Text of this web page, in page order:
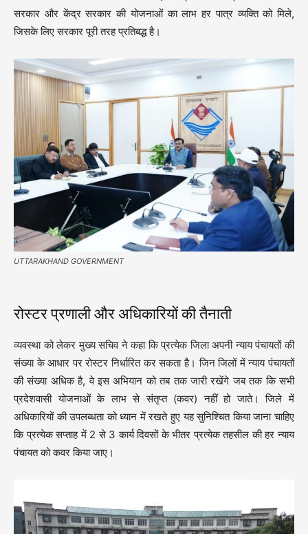
सरकार और केंद्र सरकार की योजनाओं का लाभ हर पात्र व्यक्ति को मिले,
जिसके लिए सरकार पूरी तरह प्रतिबद्ध है।
UTTARAKHAND GOVERNMENT
रोस्टर प्रणाली और अधिकारियों की तैनाती
व्यवस्था को लेकर मुख्य सचिव ने कहा कि प्रत्येक जिला अपनी न्याय पंचायतों की
संख्या के आधार पर रोस्टर निर्धारित कर सकता है। जिन जिलों में न्याय पंचायतों
की संख्या अधिक है, वे इस अभियान को तब तक जारी रखेंगे जब तक कि सभी
प्रदेशवासी योजनाओं के लाभ से संतृप्त (कवर) नहीं हो जाते। जिले में
अधिकारियों की उपलब्धता को ध्यान में रखते हुए यह सुनिश्चित किया जाना चाहिए
कि प्रत्येक सप्ताह में 2 से 3 कार्य दिवसों के भीतर प्रत्येक तहसील की हर न्याय
पंचायत को कवर किया जाए।